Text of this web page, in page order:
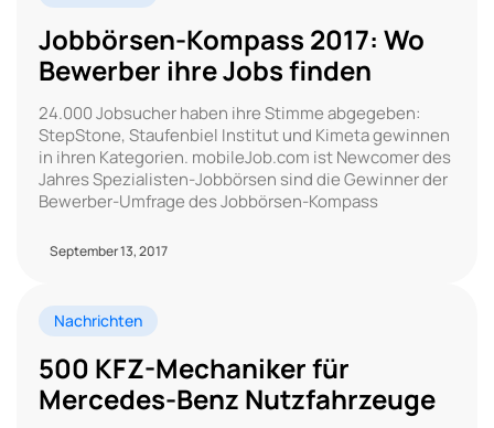
Jobbörsen-Kompass 2017: Wo
Bewerber ihre Jobs finden
24.000 Jobsucher haben ihre Stimme abgegeben:
StepStone, Staufenbiel Institut und Kimeta gewinnen
in ihren Kategorien. mobileJob.com ist Newcomer des
Jahres Spezialisten-Jobbörsen sind die Gewinner der
Bewerber-Umfrage des Jobbörsen-Kompass
September 13, 2017
Nachrichten
500 KFZ-Mechaniker für
Mercedes-Benz Nutzfahrzeuge